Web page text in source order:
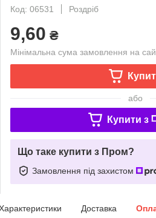
Код: 06531
Роздріб
9,60 ₴
Мінімальна сума замовлення на
або
Купити з
Що таке купити з Пром?
Замовлення під захистом
Доставка